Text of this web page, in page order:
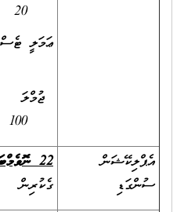
20
100
އެޕްލިކޭޝަން
ސުންގަޑި
22 ނޮވެމްބަރު 2022
ގެކުރިން